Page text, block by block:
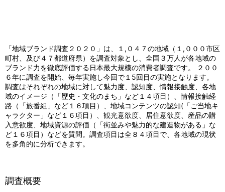
「地域ブランド調査２０２０」は、１,０４７の地域（１,０００市区
町村、及び４７都道府県）を調査対象とし、全国３万人が各地域の
ブランド力を徹底評価する日本最大規模の消費者調査です。 ２００
６年に調査を開始、毎年実施し今回で１5回目の実施となります。
調査はそれぞれの地域に対して魅力度、認知度、情報接触度、各地
域のイメージ（「歴史・文化のまち」など１４項目）、情報接触経
路（「旅番組」など１６項目）、地域コンテンツの認知(「ご当地キ
ャラクター」など１６項目）、観光意欲度、居住意欲度、産品の購
入意欲度、地域資源の評価（「街並みや魅力的な建造物がある」な
ど１６項目）などを質問。調査項目は全８４項目で、各地域の現状
を多角的に分析できます。
調査概要